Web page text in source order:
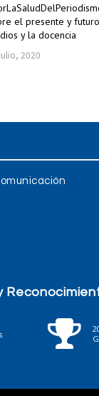
el presente y
y la docencia
2020